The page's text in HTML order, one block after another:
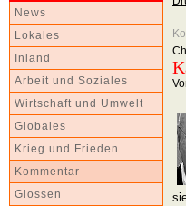
News
Lokales
Inland
Arbeit und Soziales
Wirtschaft und Umwelt
Globales
Krieg und Frieden
Kommentar
Glossen